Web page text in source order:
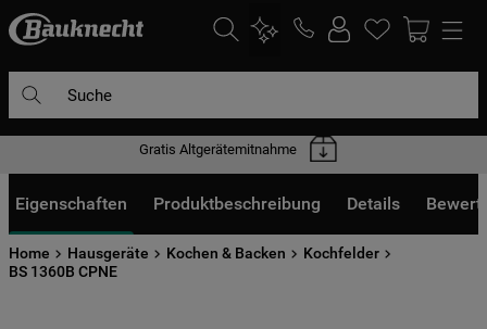
Gratis Altgerätemitnahme
Eigenschaften Produktbeschreibung Details
Home Hausgeräte Kochen & Backen
Kochfelder
BS 1360B CPNE
DIE HÄUFIGSTEN SUCHANFRAGEN
2. geschirrspülern
3. kühlgefrierkombination